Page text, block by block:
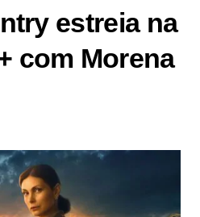
estreia na
com Morena